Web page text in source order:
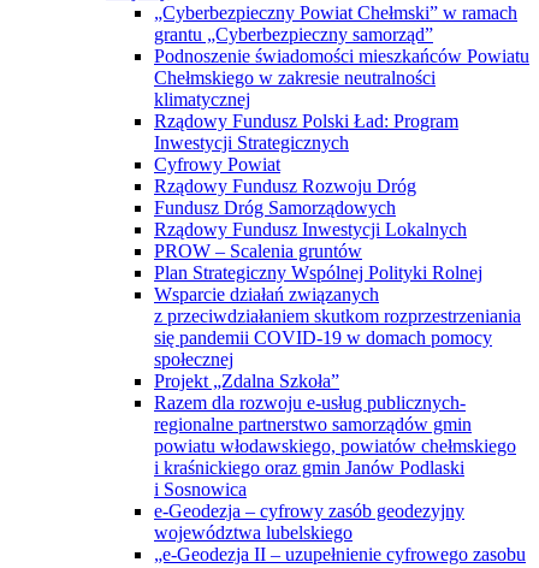
„Cyberbezpieczny Powiat Chełmski” w ramach
grantu „Cyberbezpieczny samorząd”
Podnoszenie świadomości mieszkańców Powiatu
Chełmskiego w zakresie neutralności
klimatycznej
Rządowy Fundusz Polski Ład: Program
Inwestycji Strategicznych
Cyfrowy Powiat
Rządowy Fundusz Rozwoju Dróg
Fundusz Dróg Samorządowych
Rządowy Fundusz Inwestycji Lokalnych
PROW – Scalenia gruntów
Plan Strategiczny Wspólnej Polityki Rolnej
Wsparcie działań związanych
z przeciwdziałaniem skutkom rozprzestrzeniania
się pandemii COVID-19 w domach pomocy
społecznej
Projekt „Zdalna Szkoła”
Razem dla rozwoju e-usług publicznych-
regionalne partnerstwo samorządów gmin
powiatu włodawskiego, powiatów chełmskiego
i kraśnickiego oraz gmin Janów Podlaski
i Sosnowica
e-Geodezja – cyfrowy zasób geodezyjny
województwa lubelskiego
„e-Geodezja II – uzupełnienie cyfrowego zasobu